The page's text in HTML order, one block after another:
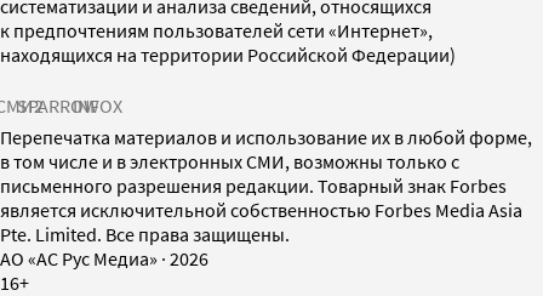
систематизации и анализа сведений, относящихся
к предпочтениям пользователей сети «Интернет»,
находящихся на территории Российской Федерации)
SPARROWINFOX
Перепечатка материалов и использование их в любой форме,
в том числе и в электронных СМИ, возможны только с
письменного разрешения редакции. Товарный знак Forbes
является исключительной собственностью Forbes Media Asia
Pte. Limited. Все права защищены.
AO «АС Рус Медиа» · 2026
16+